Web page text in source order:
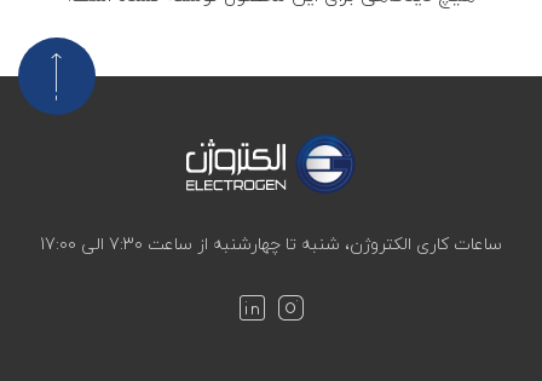
ساعات کاری الکتروژن، شنبه تا چهارشنبه از ساعت 7:30 الی 17:00